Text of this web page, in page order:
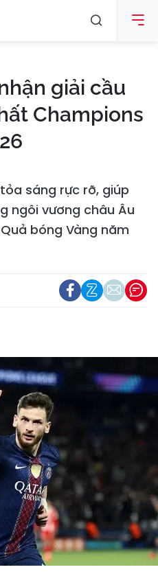
giải cầu
Champions
sáng rực rỡ, giúp
ngôi vương châu Âu
bóng Vàng năm